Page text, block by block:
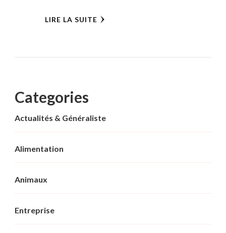
LIRE LA SUITE
Categories
Actualités & Généraliste
Alimentation
Animaux
Entreprise